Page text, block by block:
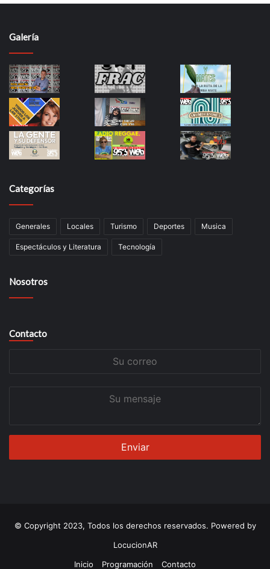
Galería
Categorías
Generales Locales Turismo Deportes Musica
Espectáculos y Literatura Tecnología
Nosotros
Contacto
© Copyright 2023, Todos los derechos reservados. Powered by
LocucionAR
Inicio
Programación Contacto